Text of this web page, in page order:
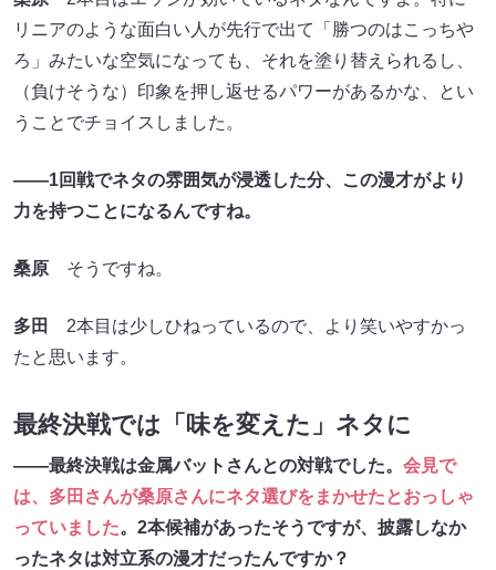
リニアのような面白い人が先行で出て「勝つのはこっちや
ろ」みたいな空気になっても、それを塗り替えられるし、
（負けそうな）印象を押し返せるパワーがあるかな、とい
うことでチョイスしました。
――1回戦でネタの雰囲気が浸透した分、この漫才がより
力を持つことになるんですね。
桑原 そうですね。
多田
2本目は少しひねっているので、より笑いやすかっ
たと思います。
最終決戦では「味を変えた」ネタに
――最終決戦は金属バットさんとの対戦でした。 会見で
は、多田さんが桑原さんにネタ選びをまかせたとおっしゃ
っていました。2本候補があったそうですが、披露しなか
ったネタは対立系の漫才だったんですか？